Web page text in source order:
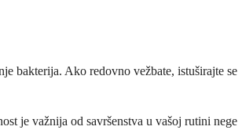
bakterija. Ako redovno vežbate, istuširajte se
je važnija od savršenstva u vašoj rutini nege